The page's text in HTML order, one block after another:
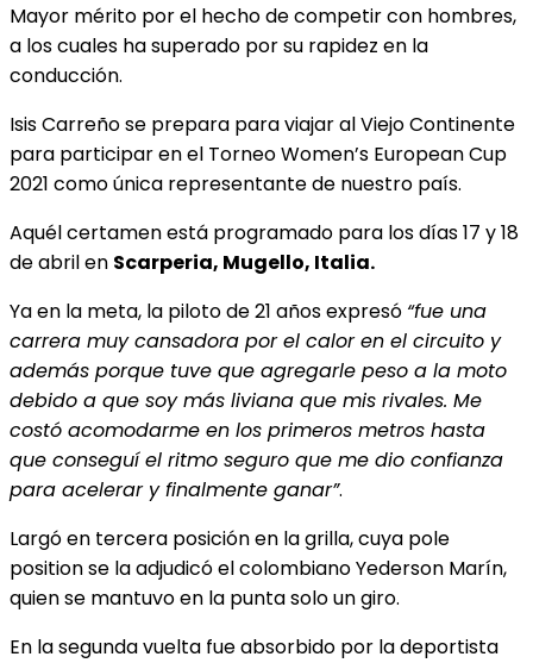
Mayor mérito por el hecho de competir con hombres,
a los cuales ha superado por su rapidez en la
conducción.
Isis Carreño se prepara para viajar al Viejo Continente
para participar en el Torneo Women’s European Cup
2021 como única representante de nuestro país.
Aquél certamen está programado para los días 17 y 18
de abril en Scarperia, Mugello, Italia.
Ya en la meta, la piloto de 21 años expresó “fue una
carrera muy cansadora por el calor en el circuito y
además porque tuve que agregarle peso a la moto
debido a que soy más liviana que mis rivales. Me
costó acomodarme en los primeros metros hasta
que conseguí el ritmo seguro que me dio confianza
para acelerar y finalmente ganar”.
Largó en tercera posición en la grilla, cuya pole
position se la adjudicó el colombiano Yederson Marín,
quien se mantuvo en la punta solo un giro.
En la segunda vuelta fue absorbido por la deportista